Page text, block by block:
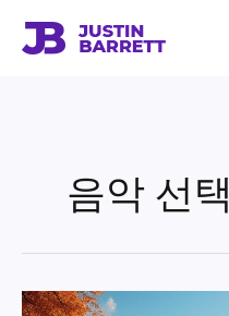
음악 선택